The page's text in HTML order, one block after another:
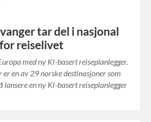
tar del i nasjonal
reiselivet
med ny KI-basert reiseplanlegger.
er en av 29 norske destinasjoner som
lansere en ny KI-basert reiseplanlegger